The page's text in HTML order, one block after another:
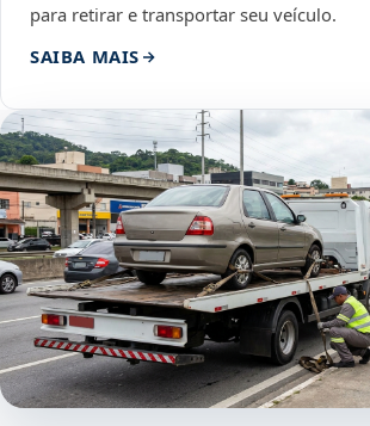
para retirar e transportar seu veículo.
SAIBA MAIS